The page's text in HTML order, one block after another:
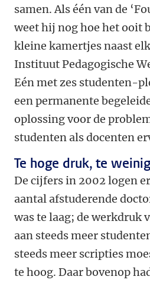
samen. Als één van de
weet hij nog hoe het ooit
kleine kamertjes naast
Instituut Pedagogische
Eén met zes studenten-
een permanente
oplossing voor de
studenten als docenten
Te hoge druk, te
De cijfers in 2002 logen
aantal afstuderende
was te laag; de werkdruk
aan steeds meer
steeds meer scripties
te hoog. Daar bovenop